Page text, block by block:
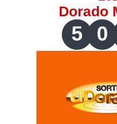
Dorado
5 0